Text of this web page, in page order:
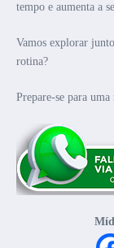
tempo e aumenta a
Vamos explorar
rotina?
Prepare-se para